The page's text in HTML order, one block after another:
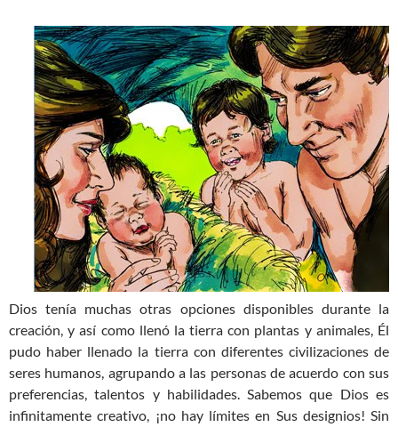
Dios tenía muchas otras opciones disponibles durante la
creación, y así como llenó la tierra con plantas y animales, Él
pudo haber llenado la tierra con diferentes civilizaciones de
seres humanos, agrupando a las personas de acuerdo con sus
preferencias, talentos y habilidades. Sabemos que Dios es
infinitamente creativo, ¡no hay límites en Sus designios! Sin